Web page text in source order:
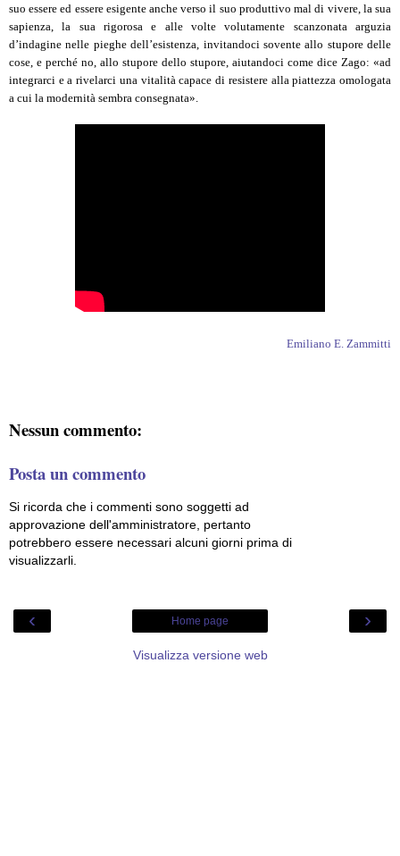
suo essere ed essere esigente anche verso il suo produttivo mal di vivere, la sua
sapienza, la sua rigorosa e alle volte volutamente scanzonata arguzia
d’indagine nelle pieghe dell’esistenza, invitandoci sovente allo stupore delle
cose, e perché no, allo stupore dello stupore, aiutandoci come dice Zago: «ad
integrarci e a rivelarci una vitalità capace di resistere alla piattezza omologata
a cui la modernità sembra consegnata».
Emiliano E. Zammitti
Nessun commento:
Posta un commento
Si ricorda che i commenti sono soggetti ad
approvazione dell'amministratore, pertanto
potrebbero essere necessari alcuni giorni prima di
visualizzarli.
‹ ›
Home page
Visualizza versione web